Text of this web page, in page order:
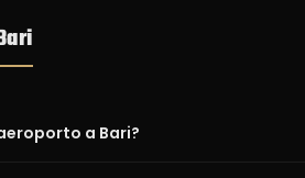
a Bari?